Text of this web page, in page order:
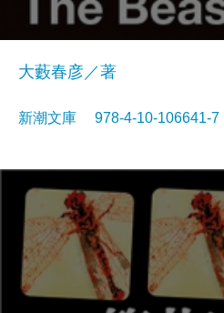
大藪春彦／著
新潮文庫 978-4-10-